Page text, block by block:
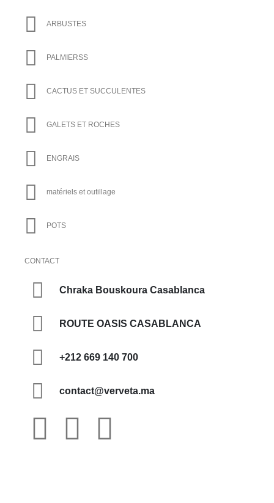
ARBUSTES
PALMIERSS
CACTUS ET SUCCULENTES
GALETS ET ROCHES
ENGRAIS
matériels et outillage
POTS
CONTACT
Chraka Bouskoura Casablanca
ROUTE OASIS CASABLANCA
+212 669 140 700
contact@verveta.ma